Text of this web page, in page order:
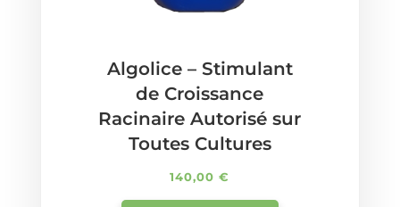
Algolice – Stimulant
de Croissance
Racinaire Autorisé sur
Toutes Cultures
140,00€